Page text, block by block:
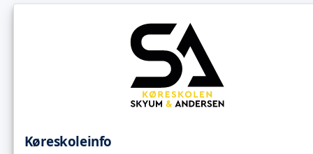
Køreskoleinfo